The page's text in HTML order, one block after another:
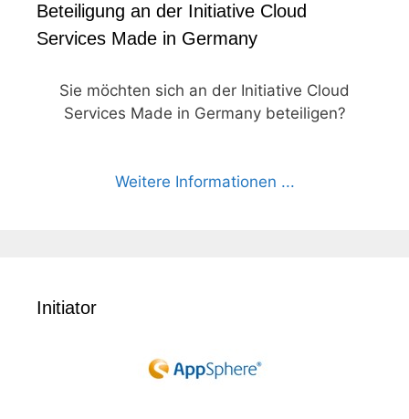
Beteiligung an der Initiative Cloud
Services Made in Germany
Sie möchten sich an der Initiative Cloud
Services Made in Germany beteiligen?
Weitere Informationen ...
Initiator